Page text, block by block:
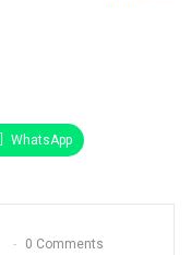
WhatsApp
0 Comments